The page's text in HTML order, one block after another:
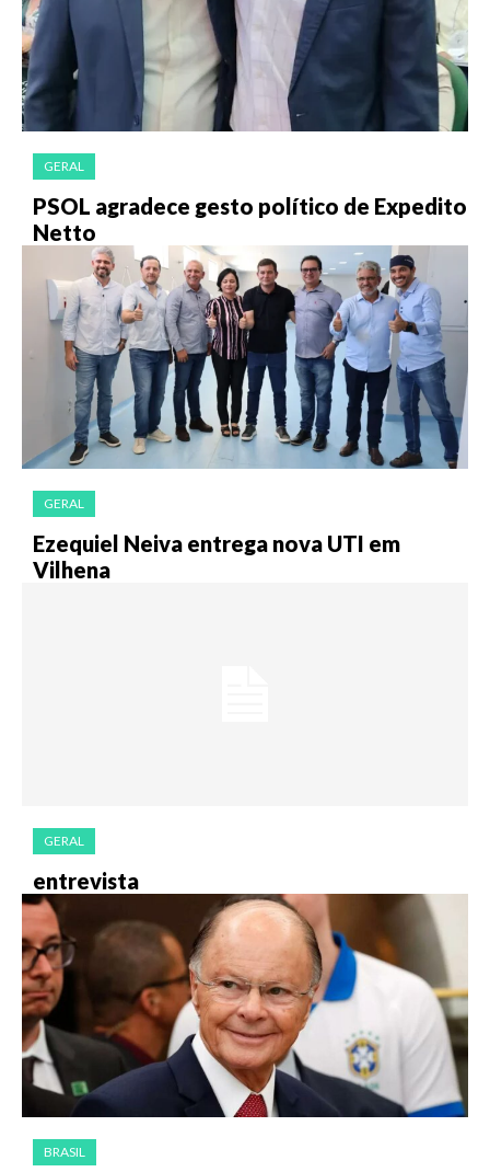
GERAL
PSOL agradece gesto político de Expedito
Netto
GERAL
Ezequiel Neiva entrega nova UTI em
Vilhena
GERAL
entrevista
BRASIL